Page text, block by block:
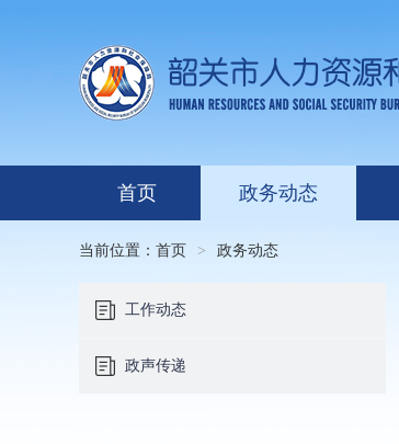
首页 政务动态
当前位置： 首页 > 政务动态
工作动态
政声传递